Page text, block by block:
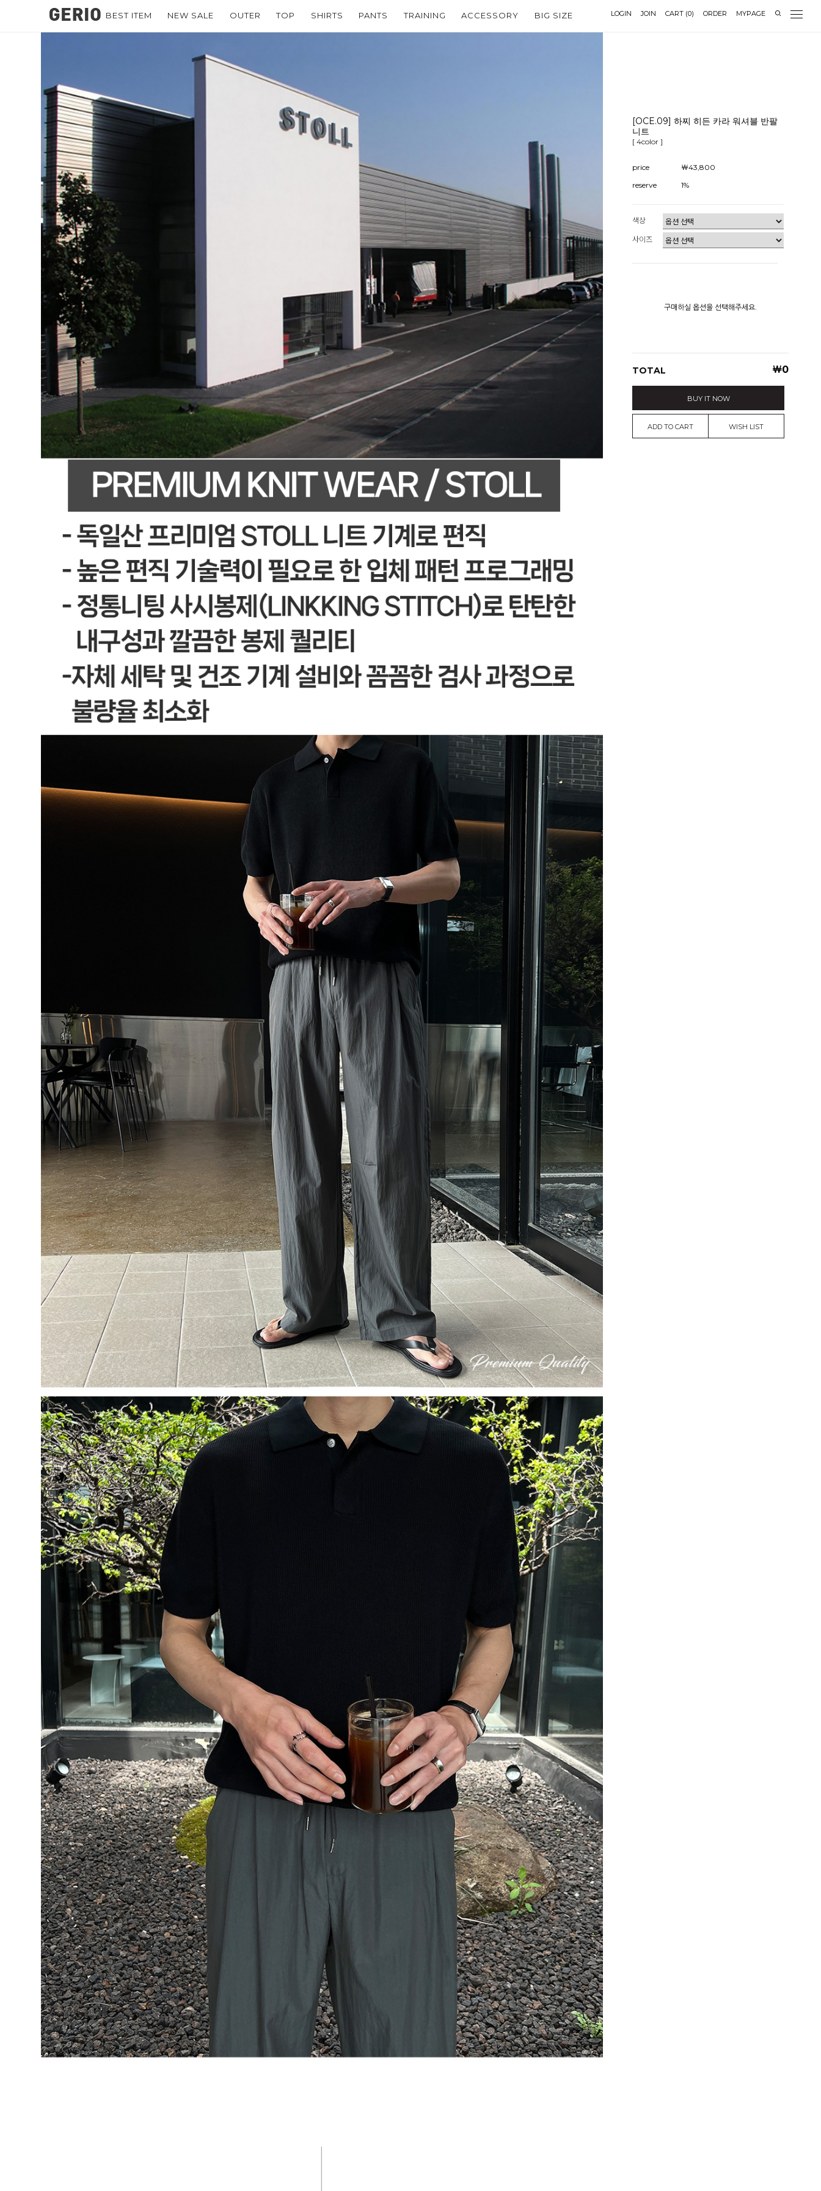
LOGIN JOIN CART (0) ORDER MYPAGE
BEST ITEM NEW SALE OUTER TOP SHIRTS PANTS TRAINING ACCESSORY BIG SIZE
[OCE.09] 하찌 히든 카라 워셔블 반팔
니트
[ 4color ]
price
￦43,800
reserve
1%
색상
사이즈
구매하실 옵션을 선택해주세요.
TOTAL ￦0
BUY IT NOW
ADD TO CART WISH LIST